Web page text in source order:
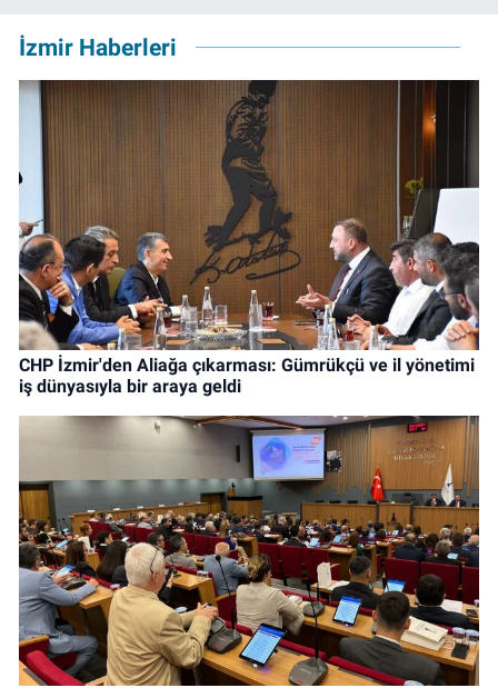
İzmir Haberleri
CHP İzmir'den Aliağa çıkarması: Gümrükçü ve il yönetimi
iş dünyasıyla bir araya geldi